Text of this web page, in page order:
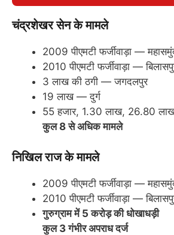
चंद्रशेखर सेन के मामले
2009 पीएमटी फर्जीवाड़ा —
2010 पीएमटी फर्जीवाड़ा —
3 लाख की ठगी — जगदलपुर
19 लाख — दुर्ग
55 हजार, 1.30 लाख, 26.80
कुल 8 से अधिक मामले
निखिल राज के मामले
2009 पीएमटी फर्जीवाड़ा —
2010 पीएमटी फर्जीवाड़ा —
गुरुग्राम में 5 करोड़ की धोखाधड़ी
कुल 3 गंभीर अपराध दर्ज